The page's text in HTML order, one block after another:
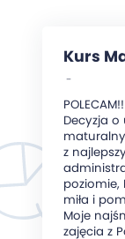
Kurs
-
Decyzja
z
poziomie,
miła i
Moje
zajęcia z